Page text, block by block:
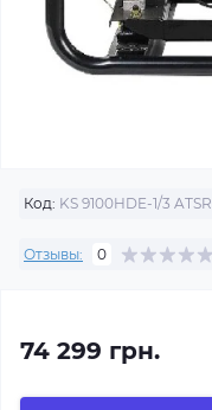
Код: KS 9100HDE-1/3 ATSR
Отзывы: 0
74 299 грн.